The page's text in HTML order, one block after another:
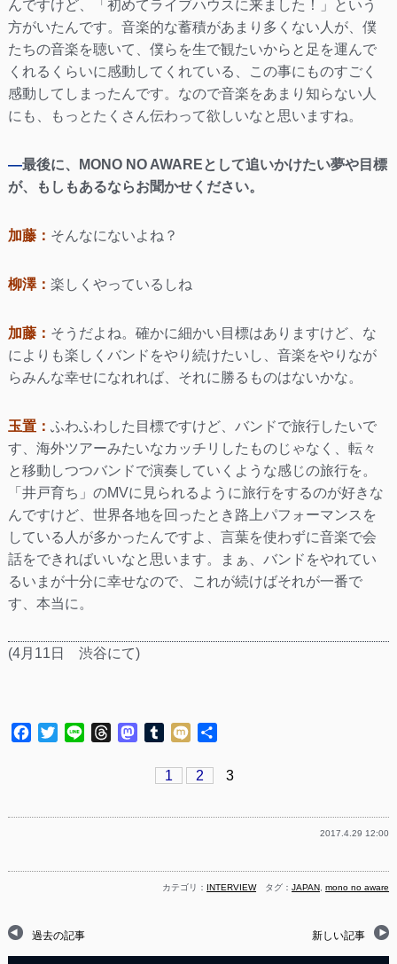
んですけど、「初めてライブハウスに来ました！」という
方がいたんです。音楽的な蓄積があまり多くない人が、僕
たちの音楽を聴いて、僕らを生で観たいからと足を運んで
くれるくらいに感動してくれている、この事にものすごく
感動してしまったんです。なので音楽をあまり知らない人
にも、もっとたくさん伝わって欲しいなと思いますね。
—最後に、MONO NO AWAREとして追いかけたい夢や目標
が、もしもあるならお聞かせください。
加藤： そんなにないよね？
柳澤： 楽しくやっているしね
加藤： そうだよね。確かに細かい目標はありますけど、な
によりも楽しくバンドをやり続けたいし、音楽をやりなが
らみんな幸せになれれば、それに勝るものはないかな。
玉置： ふわふわした目標ですけど、バンドで旅行したいで
す、海外ツアーみたいなカッチリしたものじゃなく、転々
と移動しつつバンドで演奏していくような感じの旅行を。
「井戸育ち」のMVに見られるように旅行をするのが好きな
んですけど、世界各地を回ったとき路上パフォーマンスを
している人が多かったんですよ、言葉を使わずに音楽で会
話をできればいいなと思います。まぁ、バンドをやれてい
るいまが十分に幸せなので、これが続けばそれが一番で
す、本当に。
(4月11日 渋谷にて)
Facebook
TwitterLine ThreadsMastodon
Tumblr
Mixi
1
2 3
2017.4.29 12:00
カテゴリ： INTERVIEWタグ：JAPAN ,mono no aware
過去の記事 新しい記事